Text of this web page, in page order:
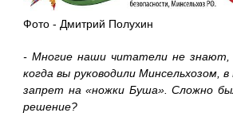
Фото - Дмитрий Полухин
- Многие наши читатели не знают,
когда вы руководили Минсельхозом,
запрет на «ножки Буша». Сложно
решение?